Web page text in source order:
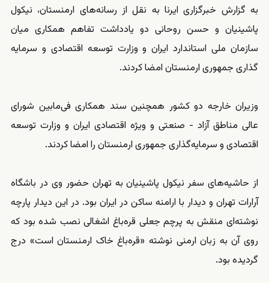
به گزارش خبرگزاری ایرنا به نقل از رسانه‌های ارمنستان، نیکول
پاشینیان و حسن روحانی دو یادداشت تفاهم همکاری میان
سازمان ملی استاندارد ایران و وزارت توسعه اقتصادی و سرمایه
گذاری جمهوری ارمنستان امضا کردند.
وزیران خارجه دو کشور همچنین سند همکاری فی‌مابین شورای
عالی مناطق آزاد - صنعتی و ویژه اقتصادی ایران و وزارت توسعه
اقتصادی و سرمایه‌گذاری جمهوری ارمنستان را امضا کردند.
از حاشیه‌های سفر نیکول پاشینیان به تهران حضور وی در باشگاه
آرارات تهران و دیدار با ارامنه ساکن در ایران بود. در این دیدار پارچه
نوشته‌ای منقش به پرچم جعلی قره‌باغ اشغالی نصب شده بود که
روی آن به زبان ارمنی نوشته «قره‌باغ خاک ارمنستان است» درج
گردیده بود.